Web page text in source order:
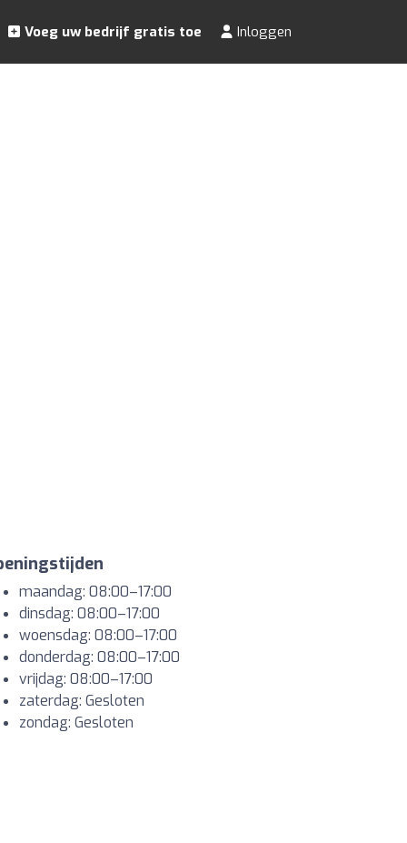
Voeg uw bedrijf gratis toe Inloggen
maandag: 08:00–17:00
dinsdag: 08:00–17:00
woensdag: 08:00–17:00
donderdag: 08:00–17:00
vrijdag: 08:00–17:00
zaterdag: Gesloten
zondag: Gesloten